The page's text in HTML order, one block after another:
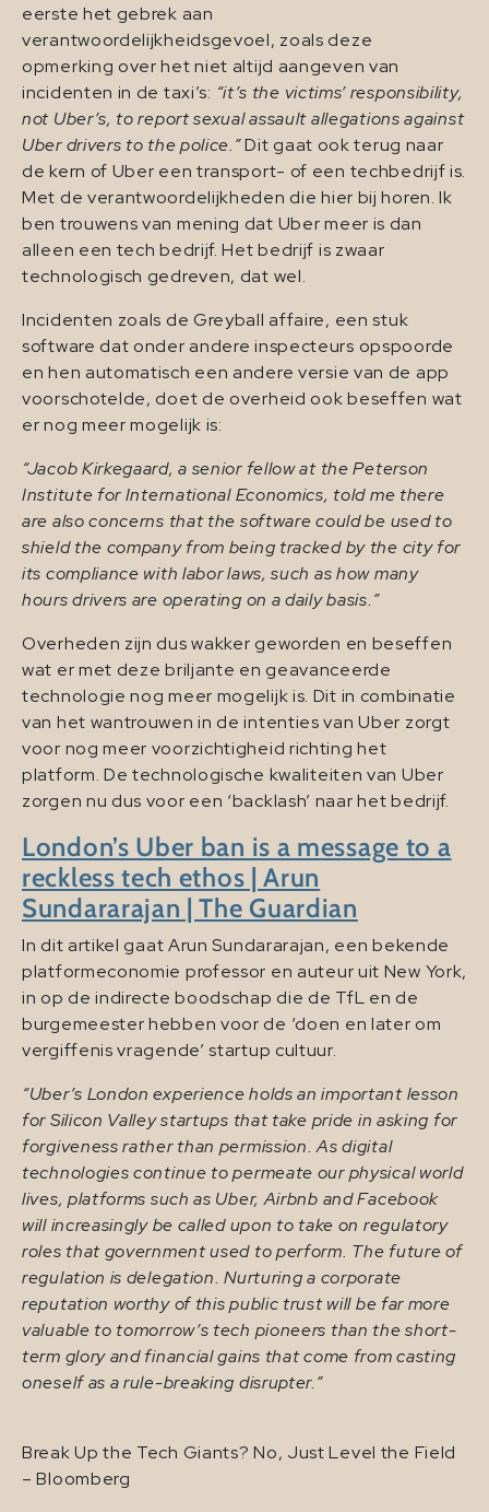
eerste het gebrek aan
verantwoordelijkheidsgevoel, zoals deze
opmerking over het niet altijd aangeven van
incidenten in de taxi’s: “it’s the victims’ responsibility,
not Uber’s, to report sexual assault allegations against
Uber drivers to the police.”Dit gaat ook terug naar
de kern of Uber een transport- of een techbedrijf is.
Met de verantwoordelijkheden die hier bij horen. Ik
ben trouwens van mening dat Uber meer is dan
alleen een tech bedrijf. Het bedrijf is zwaar
technologisch gedreven, dat wel.
Incidenten zoals de Greyball affaire, een stuk
software dat onder andere inspecteurs opspoorde
en hen automatisch een andere versie van de app
voorschotelde, doet de overheid ook beseffen wat
er nog meer mogelijk is:
“Jacob Kirkegaard, a senior fellow at the Peterson
Institute for International Economics, told me there
are also concerns that the software could be used to
shield the company from being tracked by the city for
its compliance with labor laws, such as how many
hours drivers are operating on a daily basis.”
Overheden zijn dus wakker geworden en beseffen
wat er met deze briljante en geavanceerde
technologie nog meer mogelijk is. Dit in combinatie
van het wantrouwen in de intenties van Uber zorgt
voor nog meer voorzichtigheid richting het
platform. De technologische kwaliteiten van Uber
zorgen nu dus voor een ‘backlash’ naar het bedrijf.
London’s Uber ban is a message to a
reckless tech ethos | Arun
Sundararajan | The Guardian
In dit artikel gaat Arun Sundararajan, een bekende
platformeconomie professor en auteur uit New York,
in op de indirecte boodschap die de TfL en de
burgemeester hebben voor de ‘doen en later om
vergiffenis vragende’ startup cultuur.
“Uber’s London experience holds an important lesson
for Silicon Valley startups that take pride in asking for
forgiveness rather than permission. As digital
technologies continue to permeate our physical world
lives, platforms such as Uber, Airbnb and Facebook
will increasingly be called upon to take on regulatory
roles that government used to perform. The future of
regulation is delegation. Nurturing a corporate
reputation worthy of this public trust will be far more
valuable to tomorrow’s tech pioneers than the short-
term glory and financial gains that come from casting
oneself as a rule-breaking disrupter.”
Break Up the Tech Giants? No, Just Level the Field
– Bloomberg